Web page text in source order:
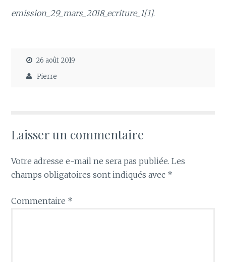
emission_29_mars_2018_ecriture_1[1].
26 août 2019
Pierre
Laisser un commentaire
Votre adresse e-mail ne sera pas publiée. Les
champs obligatoires sont indiqués avec *
Commentaire *